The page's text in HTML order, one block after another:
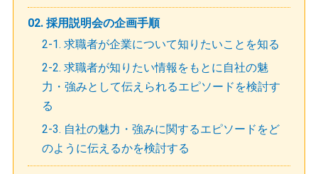
02. 採用説明会の企画手順
2-1. 求職者が企業について知りたいことを知る
2-2. 求職者が知りたい情報をもとに自社の魅
力・強みとして伝えられるエピソードを検討す
る
2-3. 自社の魅力・強みに関するエピソードをど
のように伝えるかを検討する